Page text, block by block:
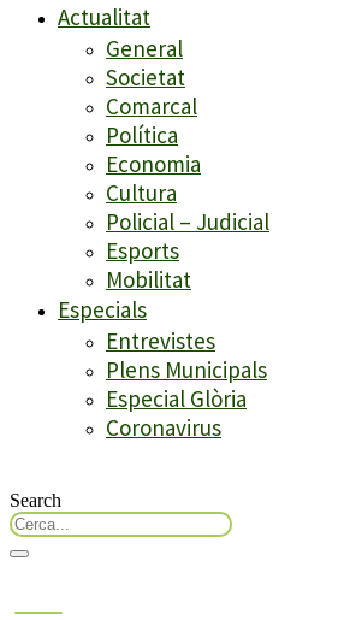
Actualitat
General
Societat
Comarcal
Política
Economia
Cultura
Policial – Judicial
Esports
Mobilitat
Especials
Entrevistes
Plens Municipals
Especial Glòria
Coronavirus
Search